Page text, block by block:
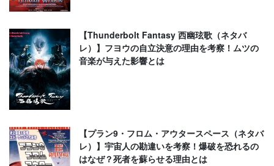
【Thunderbolt Fantasy 西幽玹歌（ネタバ
レ）】フヨウの自立決意の理由を考察！ムツの
音楽が与えた影響とは
【プラン9・フロム・アウタースペース（ネタバ
レ）】宇宙人の勘違いを考察！爆破を恐れるの
はなぜ？死者を蘇らせる理由とは